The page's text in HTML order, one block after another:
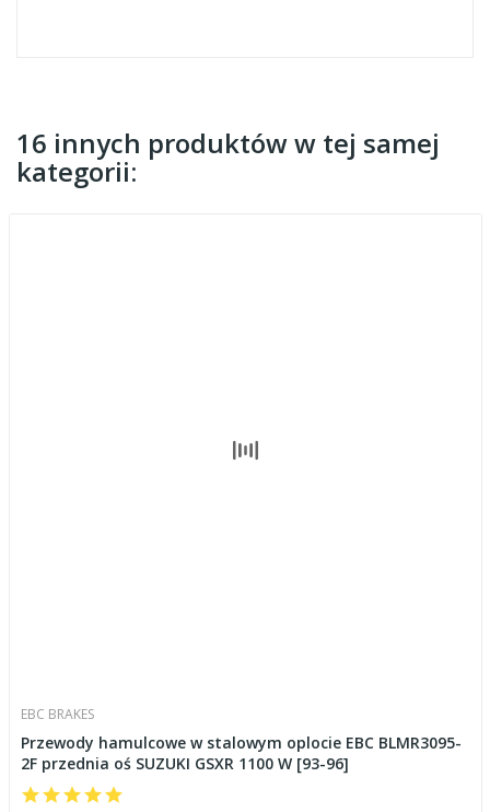
16 innych produktów w tej samej
kategorii:
EBC BRAKES
Przewody hamulcowe w stalowym oplocie EBC BLMR3095-
2F przednia oś SUZUKI GSXR 1100 W [93-96]